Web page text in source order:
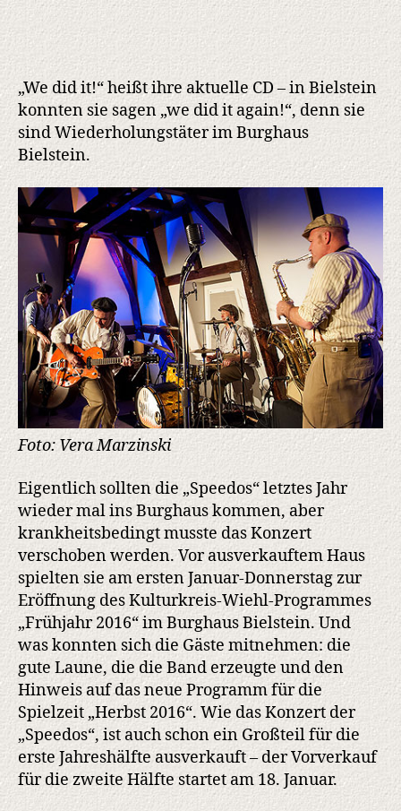
„We did it!“ heißt ihre aktuelle CD – in Bielstein
konnten sie sagen „we did it again!“, denn sie
sind Wiederholungstäter im Burghaus
Bielstein.
Foto: Vera Marzinski
Eigentlich sollten die „Speedos“ letztes Jahr
wieder mal ins Burghaus kommen, aber
krankheitsbedingt musste das Konzert
verschoben werden. Vor ausverkauftem Haus
spielten sie am ersten Januar-Donnerstag zur
Eröffnung des Kulturkreis-Wiehl-Programmes
„Frühjahr 2016“ im Burghaus Bielstein. Und
was konnten sich die Gäste mitnehmen: die
gute Laune, die die Band erzeugte und den
Hinweis auf das neue Programm für die
Spielzeit „Herbst 2016“. Wie das Konzert der
„Speedos“, ist auch schon ein Großteil für die
erste Jahreshälfte ausverkauft – der Vorverkauf
für die zweite Hälfte startet am 18. Januar.